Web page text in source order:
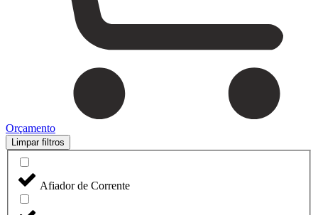
Orçamento
Limpar filtros
Afiador de Corrente